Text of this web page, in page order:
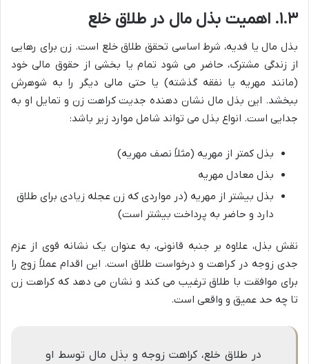
۱.۳. اهمیت بذل مال در طلاق خلع
بذل مال یا فدیه، شرط اساسی تحقق طلاق خلع است. زن برای رهایی
از زندگی مشترک، حاضر می شود تمام یا بخشی از حقوق مالی خود
(مانند مهریه یا نفقه گذشته) یا حتی مالی دیگر را به شوهرش
ببخشد. این بذل مال نشان دهنده جدیت کراهت زن و تمایل او به
جدایی است. انواع بذل می تواند شامل موارد زیر باشد:
بذل کمتر از مهریه (مثلاً نصف مهریه)
بذل معادل مهریه
بذل بیشتر از مهریه (در مواردی که زن عجله زیادی برای طلاق
دارد و حاضر به پرداخت بیشتر است)
نقش بذل، علاوه بر جنبه قانونی، به عنوان یک نشانه قوی از عزم
جدی زوجه در کراهت و درخواست طلاق است. این اقدام عملاً زوج را
برای موافقت با طلاق ترغیب می کند و نشان می دهد که کراهت زن
تا چه حد عمیق و واقعی است.
در طلاق خلع، کراهت زوجه و بذل مال توسط او